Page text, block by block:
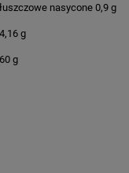
nasycone 0,9 g
g
g